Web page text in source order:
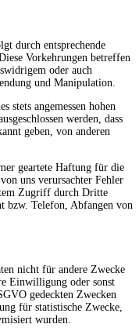
durch entsprechende
Vorkehrungen betreffen
oder auch
und Manipulation.
stets angemessen hohen
werden, dass
geben, von anderen
geartete Haftung für die
uns verursachter Fehler
Zugriff durch Dritte
bzw. Telefon, Abfangen von
nicht für andere Zwecke
Einwilligung oder sonst
gedeckten Zwecken
für statistische Zwecke,
wurden.